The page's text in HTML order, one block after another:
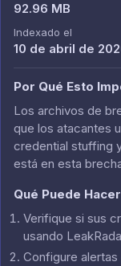
92.96 MB
Indexado el
10 de abril de
Por Qué Esto
Los archivos de
que los atacantes
credential stuffing
está en esta
Qué Puede Hacer
Verifique si sus
usando
Configure